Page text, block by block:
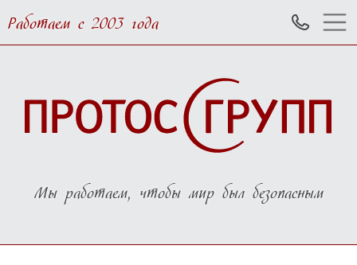
Работаем с 2003 года
Мы работаем, чтобы мир был безопасным